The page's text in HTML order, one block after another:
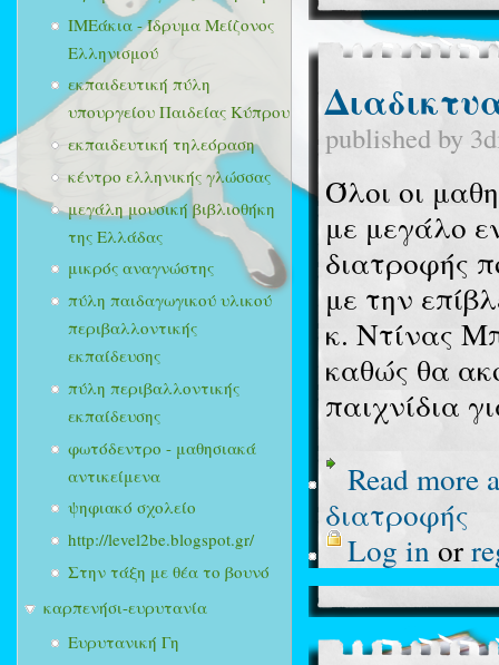
ΙΜΕάκια - Ίδρυμα Μείζονος
Ελληνισμού
εκπαιδευτική πύλη
υπουργείου Παιδείας Κύπρου
εκπαιδευτική τηλεόραση
κέντρο ελληνικής γλώσσας
μεγάλη μουσική βιβλιοθήκη
της Ελλάδας
μικρός αναγνώστης
πύλη παιδαγωγικού υλικού
περιβαλλοντικής
εκπαίδευσης
πύλη περιβαλλοντικής
εκπαίδευσης
φωτόδεντρο - μαθησιακά
αντικείμενα
ψηφιακό σχολείο
http://level2be.blogspot.gr/
Στην τάξη με θέα το βουνό
καρπενήσι-ευρυτανία
Ευρυτανική Γη
published by
Όλοι οι
με μεγάλο
διατροφής
με την
κ. Ντίνας
καθώς θα
παιχνίδια
Read more
διατροφής
Log in or